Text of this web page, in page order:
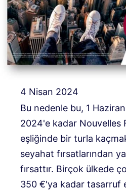
4 Nisan 2024
Bu nedenle bu, 1
2024'e kadar Nouvelles
eşliğinde bir turla
seyahat fırsatlarından
fırsattır. Birçok ülkede
350 €'ya kadar tasarruf